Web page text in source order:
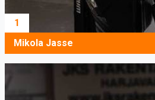
1
Mikola Jasse